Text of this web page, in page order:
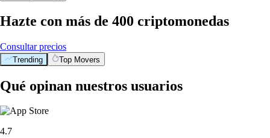
Hazte con más de 400 criptomonedas
Consultar precios
Trending Top Movers
Qué opinan nuestros usuarios
4.7